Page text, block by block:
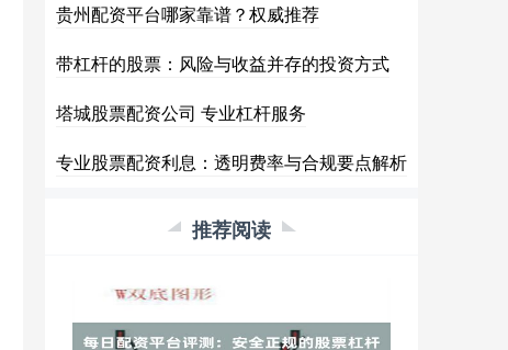
贵州配资平台哪家靠谱？权威推荐
带杠杆的股票：风险与收益并存的投资方式
塔城股票配资公司 专业杠杆服务
专业股票配资利息：透明费率与合规要点解析
推荐阅读